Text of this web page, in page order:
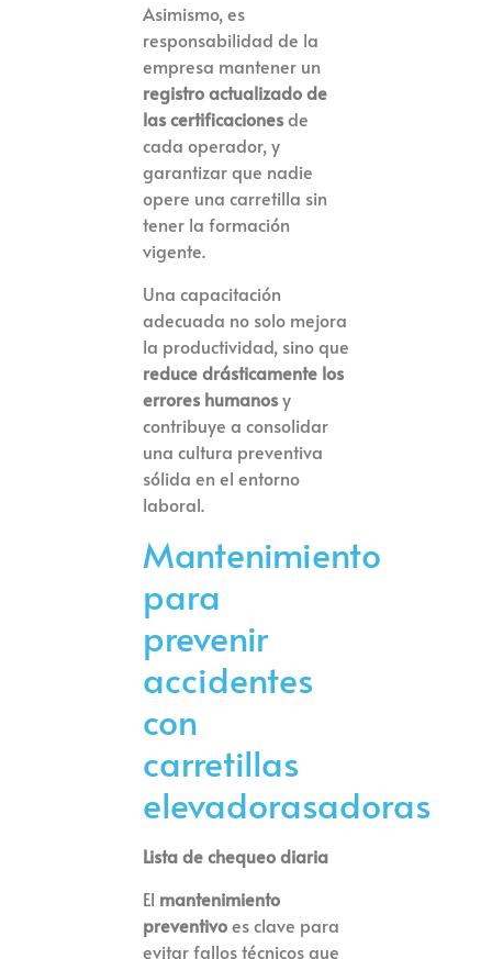
Asimismo, es
responsabilidad de la
empresa mantener un
registro actualizado de
las certificacionesde
cada operador, y
garantizar que nadie
opere una carretilla sin
tener la formación
vigente.
Una capacitación
adecuada no solo mejora
la productividad, sino que
reduce drásticamente los
errores humanosy
contribuye a consolidar
una cultura preventiva
sólida en el entorno
laboral.
Mantenimiento
para
prevenir
accidentes
con
carretillas
elevadorasadoras
Lista de chequeo diaria
El mantenimiento
preventivoes clave para
evitar fallos técnicos que